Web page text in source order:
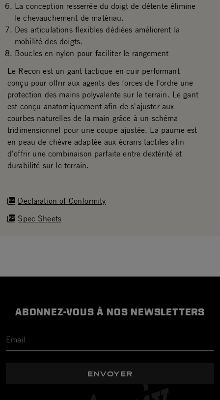
La conception resserrée du doigt de détente élimine
le chevauchement de matériau.
Des articulations flexibles dédiées améliorent la
mobilité des doigts.
Boucles en nylon pour faciliter le rangement
Declaration of Conformity
Spec Sheets
Le Recon est un gant tactique en cuir performant
conçu pour offrir aux agents des forces de l'ordre une
protection des mains polyvalente sur le terrain. Le gant
est conçu anatomiquement afin de s'ajuster aux
courbes naturelles de la main grâce à un schéma
tridimensionnel pour une coupe ajustée. La paume est
en peau de chèvre adaptée aux écrans tactiles afin
d'offrir une combinaison parfaite entre dextérité et
durabilité sur le terrain.
ABONNEZ-VOUS À NOS NEWSLETTERS
ENVOYER